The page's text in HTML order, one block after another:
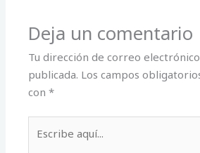
Deja un comentario
Tu dirección de correo
publicada. Los campos
con*
aquí...